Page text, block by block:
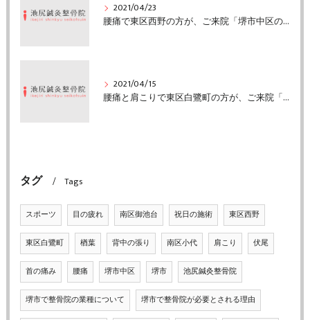
2021/04/23
腰痛で東区西野の方が、ご来院「堺市中区の池尻鍼灸整骨院」
2021/04/15
腰痛と肩こりで東区白鷺町の方が、ご来院「堺市中区の池尻鍼灸整骨院」
タグ Tags
スポーツ 目の疲れ 南区御池台 祝日の施術 東区西野
東区白鷺町 楢葉 背中の張り 南区小代 肩こり 伏尾
首の痛み 腰痛 堺市中区 堺市 池尻鍼灸整骨院
堺市で整骨院の業種について 堺市で整骨院が必要とされる理由